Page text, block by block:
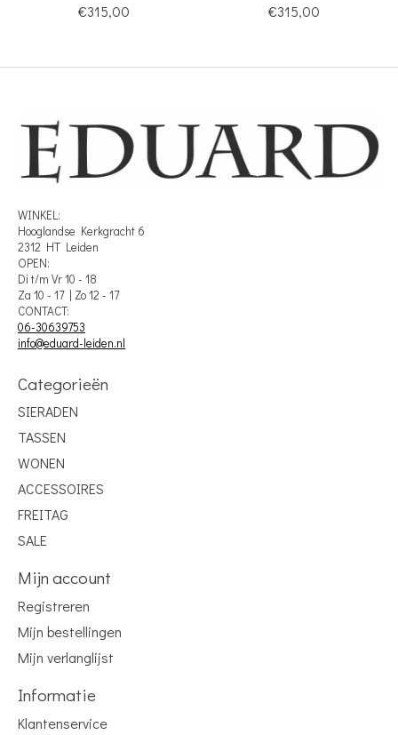
€315,00
€315,00
WINKEL:
Hooglandse Kerkgracht 6
2312 HT Leiden
OPEN:
Di t/m Vr 10 - 18
Za 10 - 17 | Zo 12 - 17
CONTACT:
06-30639753
info@eduard-leiden.nl
Categorieën
SIERADEN
TASSEN
WONEN
ACCESSOIRES
FREITAG
SALE
Mijn account
Registreren
Mijn bestellingen
Mijn verlanglijst
Informatie
Klantenservice